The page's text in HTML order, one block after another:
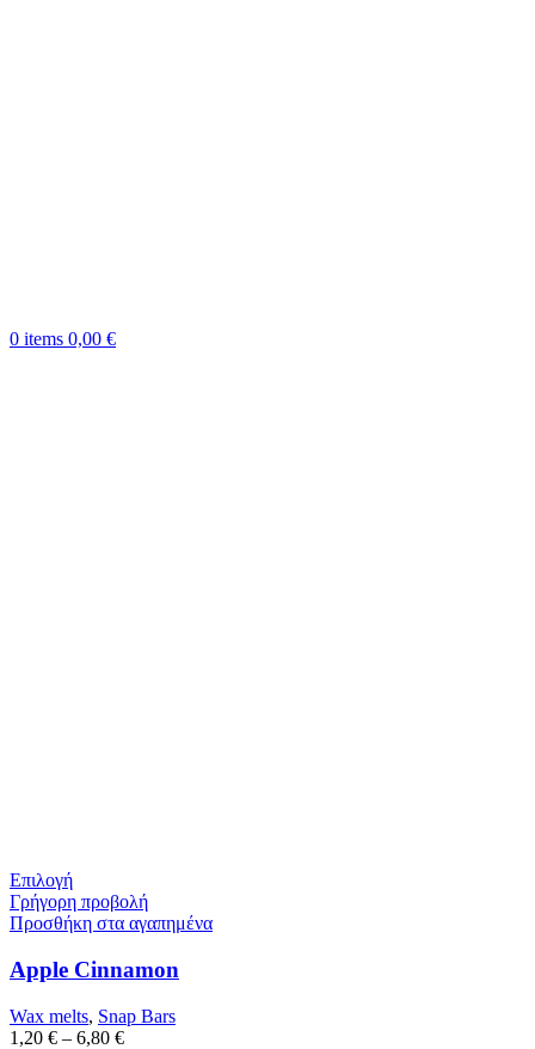
0 items 0,00 €
Επιλογή
Γρήγορη προβολή
Προσθήκη στα αγαπημένα
Apple Cinnamon
Wax melts, Snap Bars
1,20 € – 6,80 €